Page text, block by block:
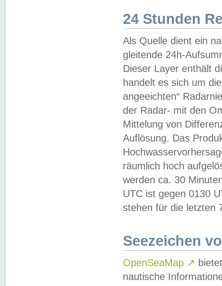
24 Stunden
Als Quelle dient ein
gleitende 24h-
Dieser Layer enthält
handelt es sich um
angeeichten“
der Radar- mit den
Mittelung von
Auflösung. Das
räumlich hoch
werden ca. 30
UTC ist gegen 0130
stehen für die letzten
Seezeichen
OpenSeaMap ↗
nautische